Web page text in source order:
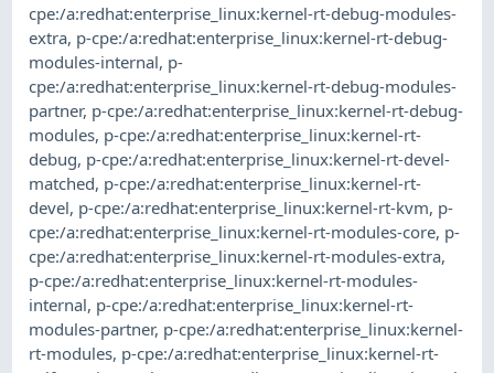
cpe:/a:redhat:enterprise_linux:kernel-rt-debug-modules-
extra, p-cpe:/a:redhat:enterprise_linux:kernel-rt-debug-
modules-internal, p-
cpe:/a:redhat:enterprise_linux:kernel-rt-debug-modules-
partner, p-cpe:/a:redhat:enterprise_linux:kernel-rt-debug-
modules, p-cpe:/a:redhat:enterprise_linux:kernel-rt-
debug, p-cpe:/a:redhat:enterprise_linux:kernel-rt-devel-
matched, p-cpe:/a:redhat:enterprise_linux:kernel-rt-
devel, p-cpe:/a:redhat:enterprise_linux:kernel-rt-kvm, p-
cpe:/a:redhat:enterprise_linux:kernel-rt-modules-core, p-
cpe:/a:redhat:enterprise_linux:kernel-rt-modules-extra,
p-cpe:/a:redhat:enterprise_linux:kernel-rt-modules-
internal, p-cpe:/a:redhat:enterprise_linux:kernel-rt-
modules-partner, p-cpe:/a:redhat:enterprise_linux:kernel-
rt-modules, p-cpe:/a:redhat:enterprise_linux:kernel-rt-